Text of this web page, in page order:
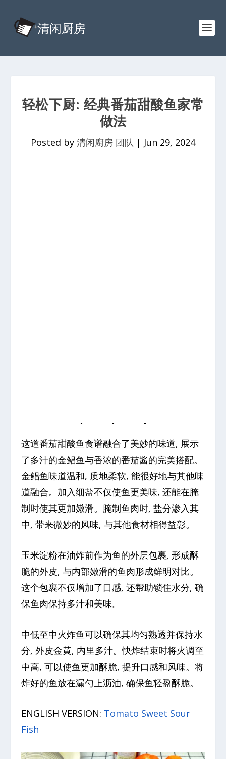
轻松下厨: 经典番茄甜酸鱼家常
做法
Posted by 清闲廚房 团队 | Jun 29, 2024
这道番茄甜酸鱼食谱融合了美妙的味道, 展示
了多汁的金鲳鱼与香浓的番茄酱的完美搭配。
金鲳鱼味道温和, 质地柔软, 能很好地与其他味
道融合。加入细盐不仅使鱼更美味, 还能在腌
制时使其更加嫩滑。腌制鱼肉时, 盐分渗入其
中, 带来微妙的风味, 与其他食材相得益彰。
玉米淀粉在油炸前作为鱼的外层包裹, 形成酥
脆的外皮, 与内部嫩滑的鱼肉形成鲜明对比。
这个包裹不仅增加了口感, 还帮助锁住水分, 确
保鱼肉保持多汁和美味。
中低至中火炸鱼可以确保其均匀熟透并保持水
分, 外皮金黄, 内里多汁。快炸结束时将火调至
中高, 可以使鱼更加酥脆, 提升口感和风味。将
炸好的鱼放在漏勺上沥油, 确保鱼轻盈酥脆。
ENGLISH VERSION: Tomato Sweet Sour
Fish